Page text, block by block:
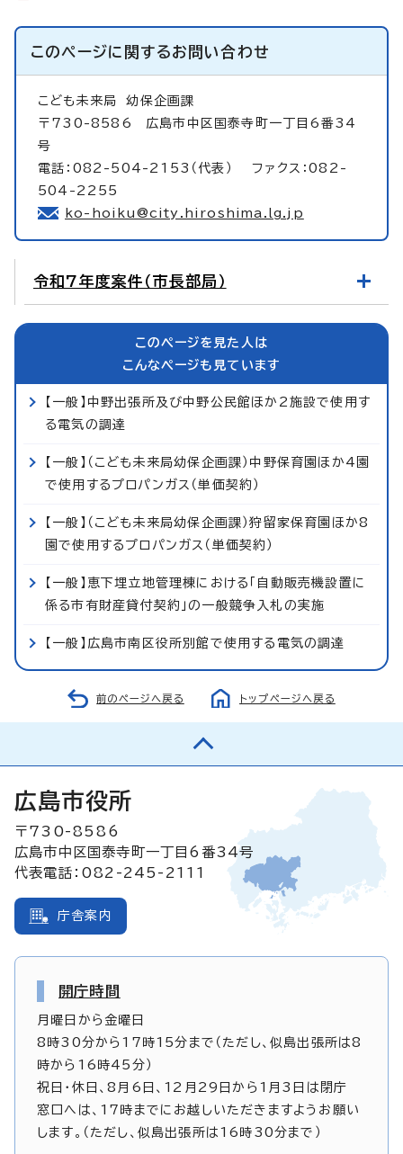
このページに関するお問い合わせ
こども未来局幼保企画課
〒730-8586 広島市中区国泰寺町一丁目6番34
号
電話：082-504-2153（代表） ファクス：082-
504-2255
ko-hoiku@city.hiroshima.lg.jp
令和7年度案件（市長部局）
このページを見た人は
こんなページも見ています
【一般】中野出張所及び中野公民館ほか2施設で使用す
る電気の調達
【一般】（こども未来局幼保企画課）中野保育園ほか4園
で使用するプロパンガス（単価契約）
【一般】（こども未来局幼保企画課）狩留家保育園ほか8
園で使用するプロパンガス（単価契約）
【一般】恵下埋立地管理棟における「自動販売機設置に
係る市有財産貸付契約」の一般競争入札の実施
【一般】広島市南区役所別館で使用する電気の調達
前のページへ戻る トップページへ戻る
広島市役所
〒730-8586
広島市中区国泰寺町一丁目6番34号
代表電話：082-245-2111
庁舎案内
開庁時間
月曜日から金曜日
8時30分から17時15分まで（ただし、似島出張所は8
時から16時45分）
祝日・休日、8月6日、12月29日から1月3日は閉庁
窓口へは、17時までにお越しいただきますようお願い
します。（ただし、似島出張所は16時30分まで）